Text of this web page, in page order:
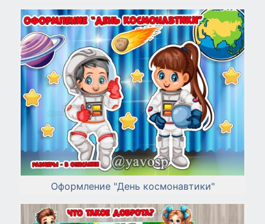
Оформление "День космонавтики"